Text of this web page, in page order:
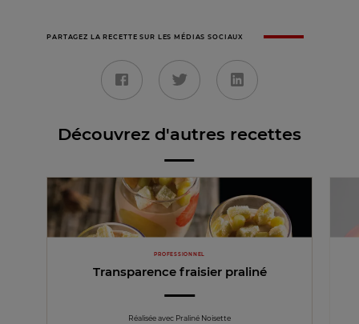
PARTAGEZ LA RECETTE SUR LES MÉDIAS SOCIAUX
Découvrez d'autres recettes
PROFESSIONNEL
Transparence fraisier praliné
Réalisée avec Praliné Noisette